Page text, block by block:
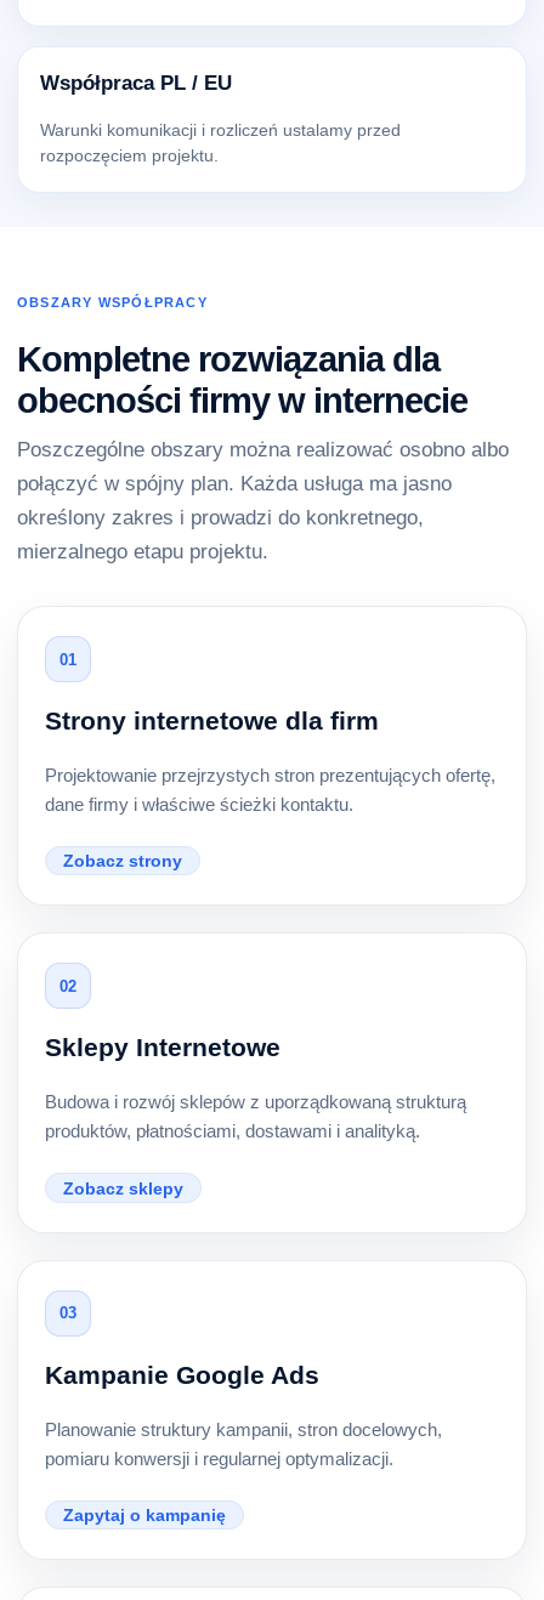
Współpraca PL / EU
Warunki komunikacji i rozliczeń ustalamy przed
rozpoczęciem projektu.
OBSZARY WSPÓŁPRACY
Kompletne rozwiązania dla
obecności firmy w internecie
Poszczególne obszary można realizować osobno albo
połączyć w spójny plan. Każda usługa ma jasno
określony zakres i prowadzi do konkretnego,
mierzalnego etapu projektu.
01
Strony internetowe dla firm
Projektowanie przejrzystych stron prezentujących ofertę,
dane firmy i właściwe ścieżki kontaktu.
Zobacz strony
02
Sklepy Internetowe
Budowa i rozwój sklepów z uporządkowaną strukturą
produktów, płatnościami, dostawami i analityką.
Zobacz sklepy
03
Kampanie Google Ads
Planowanie struktury kampanii, stron docelowych,
pomiaru konwersji i regularnej optymalizacji.
Zapytaj o kampanię